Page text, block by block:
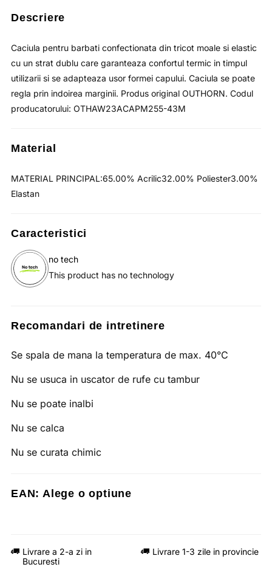
Descriere
Caciula pentru barbati confectionata din tricot moale si elastic
cu un strat dublu care garanteaza confortul termic in timpul
utilizarii si se adapteaza usor formei capului. Caciula se poate
regla prin indoirea marginii. Produs original OUTHORN. Codul
producatorului: OTHAW23ACAPM255-43M
Material
MATERIAL PRINCIPAL:65.00% Acrilic32.00% Poliester3.00%
Elastan
Caracteristici
no tech
This product has no technology
Recomandari de intretinere
Se spala de mana la temperatura de max. 40°C
Nu se usuca in uscator de rufe cu tambur
Nu se poate inalbi
Nu se calca
Nu se curata chimic
EAN: Alege o optiune
Livrare a 2-a zi in
Bucuresti
Livrare 1-3 zile in provincie